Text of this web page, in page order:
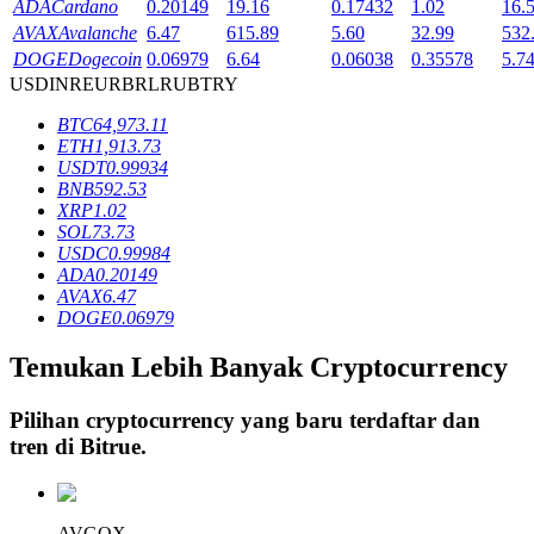
Penguncian BTR
Investasi eksklusif untuk pemegang BTR
Pinjaman
ADACardano 0.20149 19.16 0.17432 1.02
AVAXAvalanche 6.47 615.89 5.60 32.99
DOGEDogecoin 0.06979 6.64 0.06038 0.35578
5.74
USDINREURBRLRUBTRY
BTC64,973.11
ETH1,913.73
USDT0.99934
BNB592.53
XRP1.02
SOL73.73
USDC0.99984
ADA0.20149
AVAX6.47
DOGE0.06979
Temukan Lebih Banyak Cryptocurrency
Pilihan cryptocurrency yang baru terdaftar dan
tren di Bitrue.